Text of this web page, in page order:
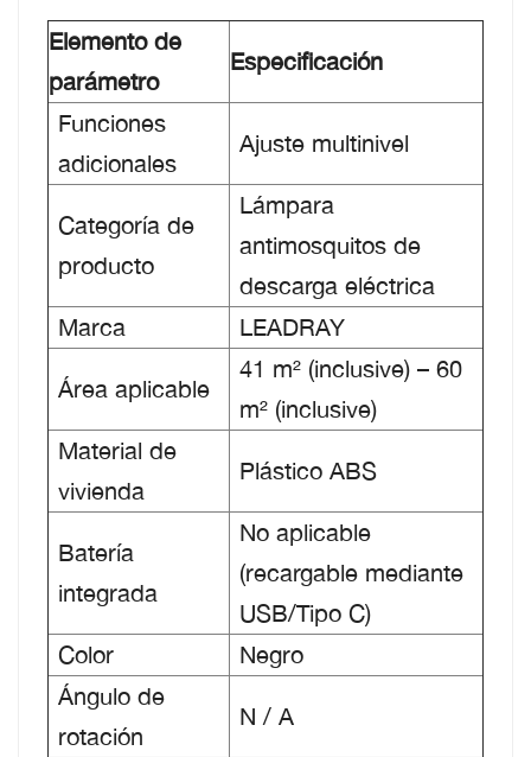
Elemento de
parámetro
Especificación
Funciones
adicionales
Ajuste multinivel
Categoría de
producto
Lámpara
antimosquitos de
descarga eléctrica
Marca
LEADRAY
Área aplicable
41 m² (inclusive) – 60
m² (inclusive)
Material de
vivienda
Plástico ABS
Batería
integrada
No aplicable
(recargable mediante
USB/Tipo C)
Color
Negro
Ángulo de
rotación
N / A